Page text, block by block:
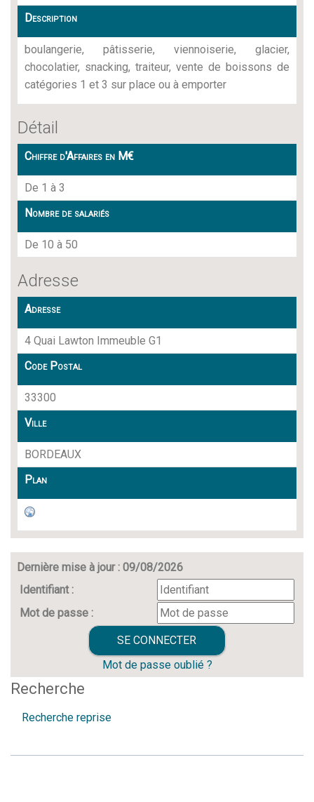
Description
boulangerie, pâtisserie, viennoiserie, glacier,
chocolatier, snacking, traiteur, vente de boissons de
catégories 1 et 3 sur place ou à emporter
Détail
Chiffre d'Affaires en M€
De 1 à 3
Nombre de salariés
De 10 à 50
Adresse
Adresse
4 Quai Lawton Immeuble G1
Code Postal
33300
Ville
BORDEAUX
Plan
Dernière mise à jour : 09/08/2026
Identifiant :
Mot de passe :
Mot de passe oublié ?
Recherche
Recherche reprise